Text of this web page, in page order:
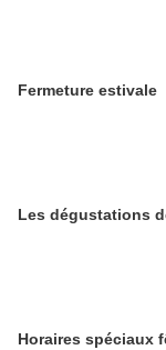
Fermeture estivale
Les dégustations
Horaires spéciaux